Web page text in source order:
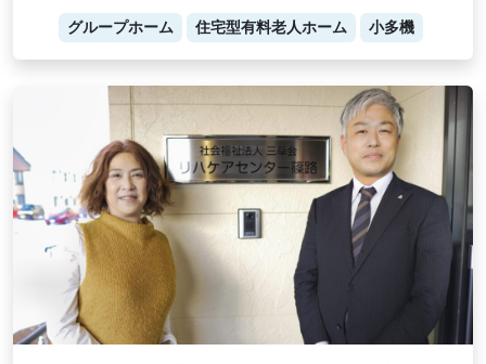
グループホーム 住宅型有料老人ホーム 小多機